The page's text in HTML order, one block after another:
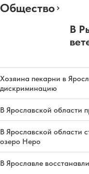
Общество
В
Хозяина пекарни в
дискриминацию
В Ярославской области
В Ярославской области
озеро Неро
В Ярославле